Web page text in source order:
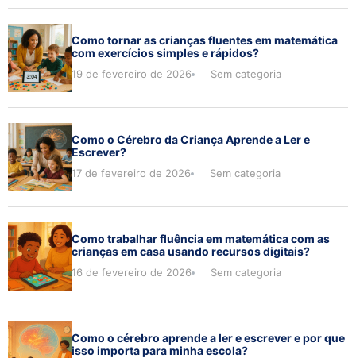
Como tornar as crianças fluentes em matemática
com exercícios simples e rápidos?
19 de fevereiro de 2026 Sem categoria
Como o Cérebro da Criança Aprende a Ler e
Escrever?
17 de fevereiro de 2026 Sem categoria
Como trabalhar fluência em matemática com as
crianças em casa usando recursos digitais?
16 de fevereiro de 2026 Sem categoria
Como o cérebro aprende a ler e escrever e por que
isso importa para minha escola?